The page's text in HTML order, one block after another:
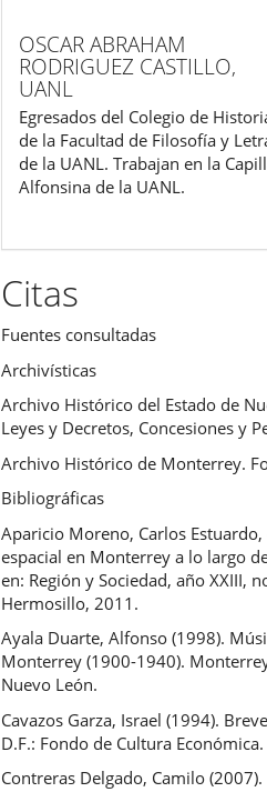
OSCAR ABRAHAM
RODRIGUEZ CASTILLO,
UANL
Egresados del Colegio de
de la Facultad de Filosofía y
de la UANL. Trabajan en la
Alfonsina de la UANL.
Citas
Fuentes consultadas
Archivísticas
Archivo Histórico del Estado de
Leyes y Decretos, Concesiones y
Archivo Histórico de Monterrey.
Bibliográficas
Aparicio Moreno, Carlos Estuardo,
espacial en Monterrey a lo largo
en: Región y Sociedad, año XXIII,
Hermosillo, 2011.
Ayala Duarte, Alfonso (1998).
Monterrey (1900-1940).
Nuevo León.
Cavazos Garza, Israel (1994).
D.F.: Fondo de Cultura Económica.
Contreras Delgado, Camilo